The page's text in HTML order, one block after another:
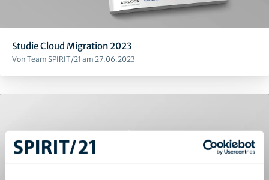
Studie Cloud Migration 2023
Von Team SPIRIT/21 am 27.06.2023